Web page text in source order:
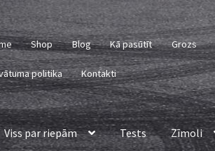
Shop Blog Kā pasūtīt Grozs
politika Kontakti
Viss par riepām Tests Zīmoli